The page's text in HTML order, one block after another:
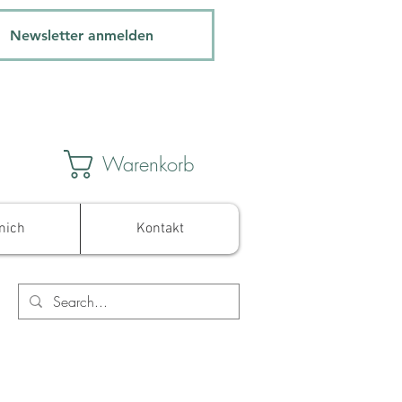
Newsletter anmelden
Warenkorb
Kontakt